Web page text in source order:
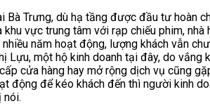
Bà Trưng, dù hạ tầng được đầu tư hoàn
vực trung tâm với rạp chiếu phim, nhà
năm hoạt động, lượng khách vẫn
Lựu, một hộ kinh doanh tại đây, do vắng
cửa hàng hay mở rộng dịch vụ cũng
động để kéo khách đến thì người kinh
nói.